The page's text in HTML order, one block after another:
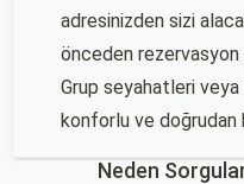
adresinizden sizi
önceden rezervasyon
Grup seyahatleri
konforlu ve doğrudan
Neden